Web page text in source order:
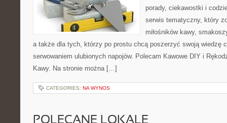
porady, ciekawostki i
serwis tematyczny, który
miłośników kawy,
a także dla tych, którzy po prostu chcą poszerzyć swoją wiedzę
serwowaniem ulubionych napojów. Polecam Kawowe DIY i
Kawy. Na stronie można […]
CATEGORIES: NA WYNOS
POLECANE LOKALE